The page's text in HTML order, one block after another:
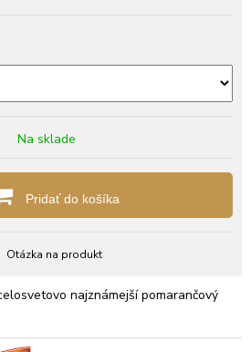
Na sklade
Pridať do košíka
Otázka na produkt
najznámejší pomarančový